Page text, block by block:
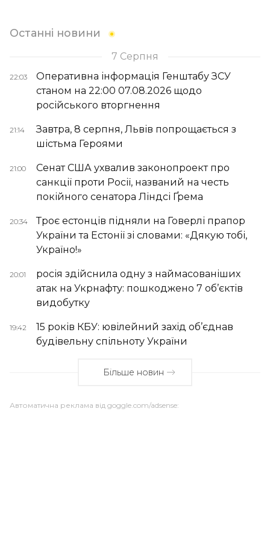
Останні новини
7 Серпня
22:03
Оперативна інформація Генштабу ЗСУ
станом на 22:00 07.08.2026 щодо
російського вторгнення
21:14
Завтра, 8 серпня, Львів попрощається з
шістьма Героями
21:00
Сенат США ухвалив законопроект про
санкції проти Росії, названий на честь
покійного сенатора Ліндсі Ґрема
20:34
Троє естонців підняли на Говерлі прапор
України та Естонії зі словами: «Дякую тобі,
Україно!»
20:01
росія здійснила одну з наймасованіших
атак на Укрнафту: пошкоджено 7 об’єктів
видобутку
19:42
15 років КБУ: ювілейний захід об’єднав
будівельну спільноту України
Більше новин
Автоматична реклама від goggle.com/adsense: